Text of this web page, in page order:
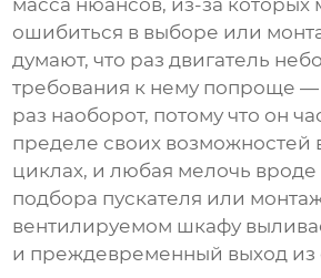
масса нюансов, из-за которых
ошибиться в выборе или
думают, что раз двигатель
требования к нему попроще —
раз наоборот, потому что он
пределе своих возможностей
циклах, и любая мелочь
подбора пускателя или
вентилируемом шкафу
и преждевременный выход из